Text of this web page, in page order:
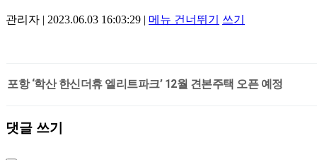
관리자 | 2023.06.03 16:03:29 | 메뉴 건너뛰기 쓰기
포항 ‘학산 한신더휴 엘리트파크’ 12월 견본주택 오픈 예정
댓글 쓰기